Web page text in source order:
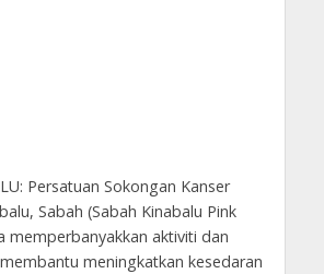
Persatuan Sokongan Kanser
Sabah (Sabah Kinabalu Pink
memperbanyakkan aktiviti dan
meningkatkan kesedaran